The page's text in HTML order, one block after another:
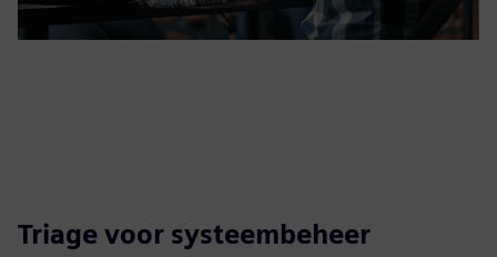
Triage voor systeembeheer